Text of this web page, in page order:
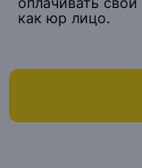
как юр лицо.